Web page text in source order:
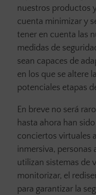
nuestros productos
cuenta minimizar y
tener en cuenta las
medidas de
sean capaces de
en los que se altere
potenciales etapas
En breve no será
hasta ahora han
conciertos virtuales
inmersiva, personas
utilizan sistemas de
monitorizar, el
para garantizar la